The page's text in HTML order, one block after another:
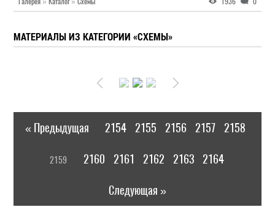
МАТЕРИАЛЫ ИЗ КАТЕГОРИИ «СХЕМЫ»
« Предыдущая 2154 2155 2156 2157 2158
2159 2160 2161 2162 2163 2164
Следующая »